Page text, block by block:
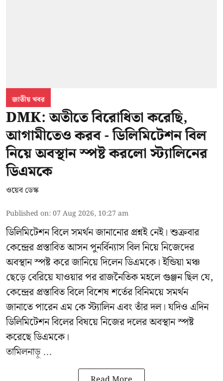
জাতীয় খবর
DMK: অতীতে বিরোধিতা করেছি,
আগামীতেও করব - ডিলিমিটেশন বিল
নিয়ে অবস্থান স্পষ্ট করলো স্ট্যালিনের
ডিএমকে
ওয়েব ডেস্ক
Published on:07 Aug 2026, 10:27 am
ডিলিমিটেশন বিলে সমর্থন জানানোর প্রশ্নই নেই। শুক্রবার
কেন্দ্রের প্রস্তাবিত আসন পুনর্বিন্যাস বিল নিয়ে নিজেদের
অবস্থান স্পষ্ট করে জানিয়ে দিলেন ডিএমকে। ইন্ডিয়া মঞ্চ
ছেড়ে বেরিয়ে যাওয়ার পর রাজনৈতিক মহলে গুঞ্জন ছিল যে,
কেন্দ্রের প্রস্তাবিত বিলে বিশেষ শর্তের বিনিময়ে সমর্থন
জানাতে পারেন এম কে স্ট্যালিন এবং তাঁর দল। যদিও এদিন
ডিলিমিটেশন বিলের বিষয়ে নিজের দলের অবস্থান স্পষ্ট
করেছে ডিএমকে।
তামিলনাড়ু ...